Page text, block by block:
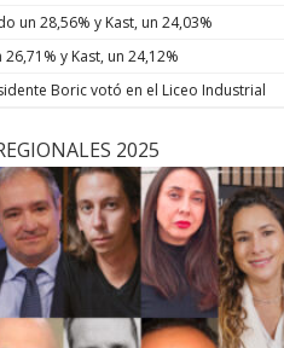
un 28,56% y Kast, un 24,03%
y Kast, un 24,12%
Boric votó en el Liceo Industrial
2025